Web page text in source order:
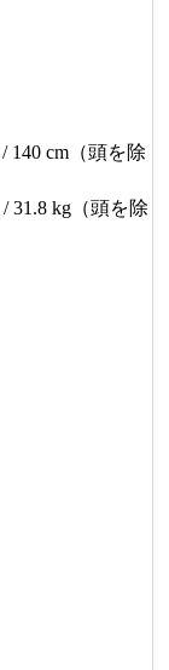
140 cm（頭を除
31.8 kg（頭を除